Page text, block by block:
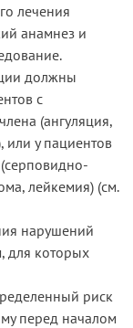
лечения
анамнез и
должны
с
(ангуляция,
у пациентов
лейкемия) (см.
нарушений
для которых
риск
перед началом